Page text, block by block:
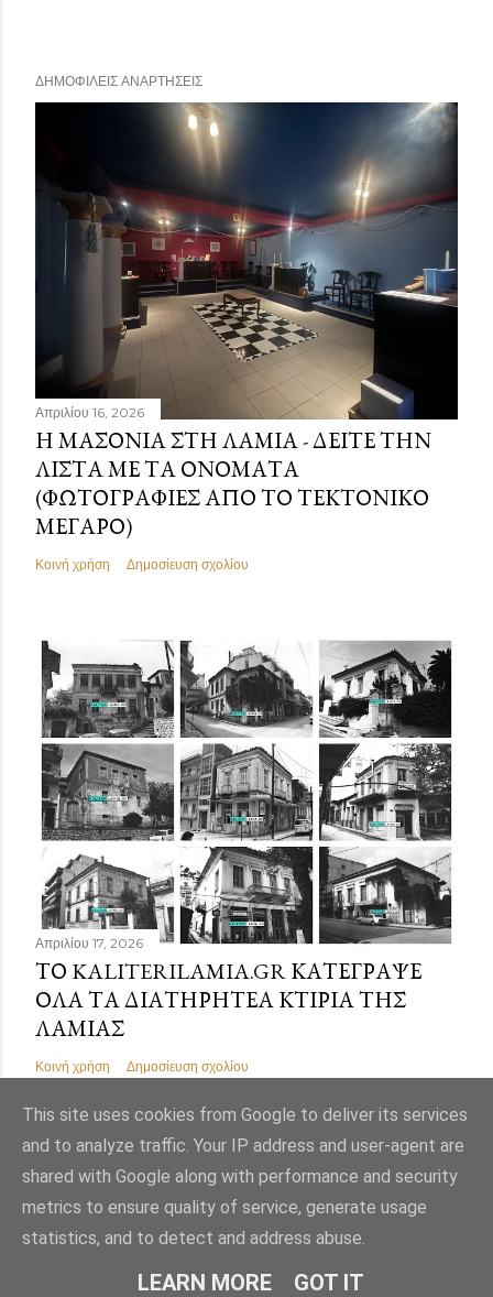
ΔΗΜΟΦΙΛΕΊΣ ΑΝΑΡΤΉΣΕΙΣ
Απριλίου 16, 2026
Η ΜΑΣΟΝΊΑ ΣΤΗ ΛΑΜΊΑ - ΔΕΊΤΕ ΤΗΝ
ΛΊΣΤΑ ΜΕ ΤΑ ΟΝΌΜΑΤΑ
(ΦΩΤΟΓΡΑΦΊΕΣ ΑΠΌ ΤΟ ΤΕΚΤΟΝΙΚΌ
ΜΈΓΑΡΟ)
Κοινή χρήση Δημοσίευση σχολίου
Απριλίου 17, 2026
ΤΟ KALITERILAMIA.GR ΚΑΤΈΓΡΑΨΕ
ΌΛΑ ΤΑ ΔΙΑΤΗΡΗΤΈΑ ΚΤΊΡΙΑ ΤΗΣ
ΛΑΜΊΑΣ
Κοινή χρήση Δημοσίευση σχολίου
Από το Blogger
Εικόνες θέματος απόMae Burke
This site uses cookies from Google to deliver its services
and to analyze traffic. Your IP address and user-agent are
shared with Google along with performance and security
metrics to ensure quality of service, generate usage
statistics, and to detect and address abuse.
LEARN MORE GOT IT